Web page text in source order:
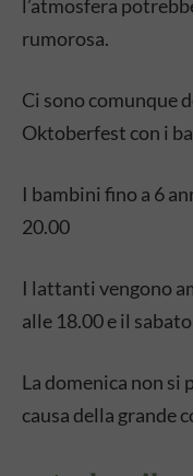
l’atmosfera
rumorosa.
Ci sono comunque
Oktoberfest con i
I bambini fino a 6
20.00
I lattanti vengono
alle 18.00 e il
La domenica non si
causa della grande